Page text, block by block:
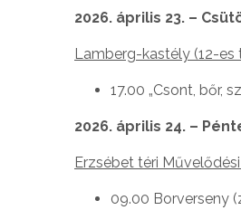
2026. április 23. –
Lamberg-kastély (12-es
17.00 „Csont, bőr,
2026. április 24. –
Erzsébet téri
09.00 Borverseny